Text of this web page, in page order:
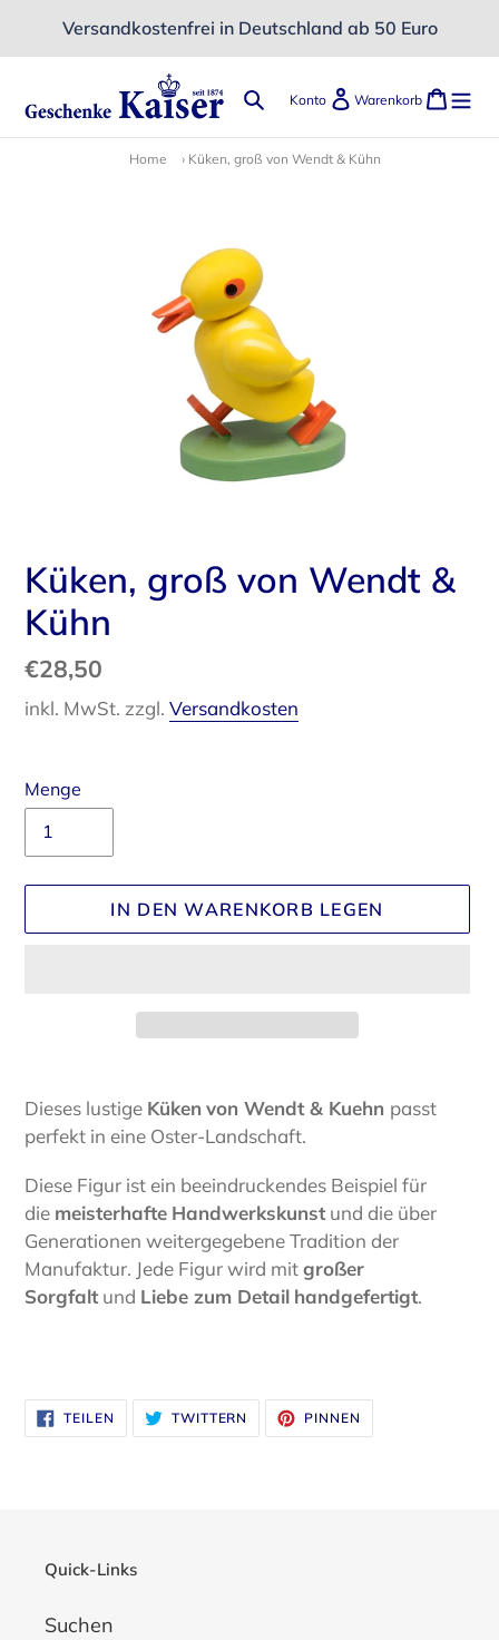
Versandkostenfrei in Deutschland ab 50 Euro
Suchen
Konto Einloggen
Warenkorb
Home › Küken, groß von Wendt & Kühn
Küken, groß von Wendt &
Kühn
Normaler
Preis
€28,50
inkl. MwSt. zzgl. Versandkosten
Menge
IN DEN WARENKORB LEGEN
wird
zum
hinzugefügt
Dieses lustige Küken von Wendt & Kuehn passt
perfekt in eine Oster-Landschaft.
Diese Figur ist ein beeindruckendes Beispiel für
die meisterhafte Handwerkskunst und die über
Generationen weitergegebene Tradition der
Manufaktur. Jede Figur wird mitgroßer
Sorgfalt und Liebe zum Detail handgefertigt.
TEILEN
FACEBOOK
TEILEN
TWITTERN AUF
TWITTER
TWITTERN
PINNEN
PINNEN
Quick-Links
Suchen